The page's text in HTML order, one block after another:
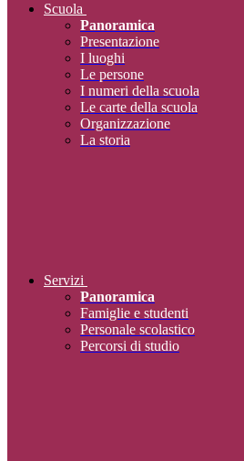
Scuola
Panoramica
Presentazione
I luoghi
Le persone
I numeri della scuola
Le carte della scuola
Organizzazione
La storia
Servizi
Panoramica
Famiglie e studenti
Personale scolastico
Percorsi di studio